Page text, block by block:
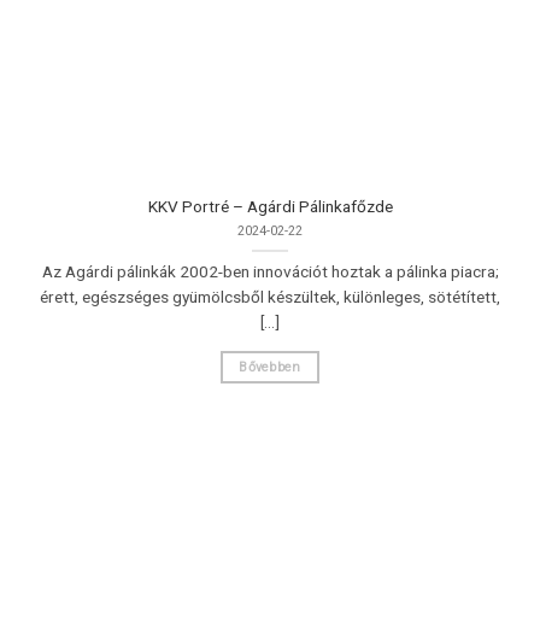
KKV Portré – Agárdi Pálinkafőzde
2024-02-22
Az Agárdi pálinkák 2002-ben innovációt hoztak a pálinka piacra;
érett, egészséges gyümölcsből készültek, különleges, sötétített,
[...]
Bővebben